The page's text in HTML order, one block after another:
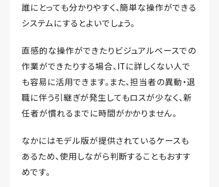
誰にとっても分かりやすく、簡単な操作ができる
システムにするとよいでしょう。
直感的な操作ができたりビジュアルベースでの
作業ができたりする場合、ITに詳しくない人で
も容易に活用できます。また、担当者の異動・退
職に伴う引継ぎが発生してもロスが少なく、新
任者が慣れるまでに時間がかかりません。
なかにはモデル版が提供されているケースも
あるため、使用しながら判断することもおすす
めです。